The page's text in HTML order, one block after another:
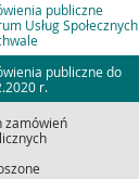
publiczne
Usług Społecznych
publiczne do
r.
zamówień